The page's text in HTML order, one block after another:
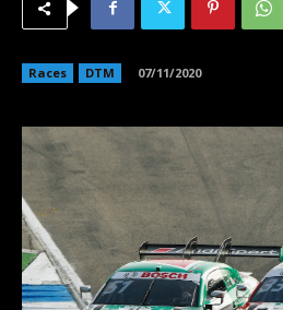
Races DTM 07/11/2020